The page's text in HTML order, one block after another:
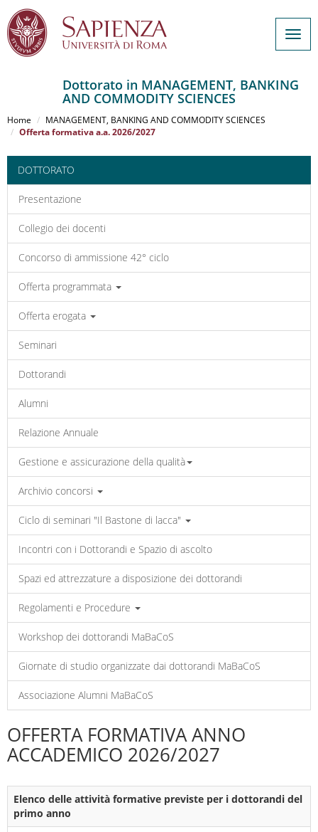
al
contenuto
Dottorato in MANAGEMENT, BANKING
AND COMMODITY SCIENCES
Home
MANAGEMENT, BANKING AND COMMODITY SCIENCES
Offerta formativa a.a. 2026/2027
DOTTORATO
Presentazione
Collegio dei docenti
Concorso di ammissione 42° ciclo
Offerta programmata
Offerta erogata
Seminari
Dottorandi
Alumni
Relazione Annuale
Gestione e assicurazione della qualità
Archivio concorsi
Ciclo di seminari "Il Bastone di lacca"
Incontri con i Dottorandi e Spazio di ascolto
Spazi ed attrezzature a disposizione dei dottorandi
Regolamenti e Procedure
Workshop dei dottorandi MaBaCoS
Giornate di studio organizzate dai dottorandi MaBaCoS
Associazione Alumni MaBaCoS
OFFERTA FORMATIVA ANNO
ACCADEMICO 2026/2027
Elenco delle attività formative previste per i dottorandi del
primo anno